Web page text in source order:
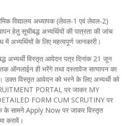
विद्यालय अध्यापक (लेवल-1 एवं लेवल-2)
हेतु सूचीबद्ध अभ्यर्थियों की पात्रता की जांच
अभ्यर्थियों के लिए महत्वपूर्ण जानकारी।
अभ्यर्थी विस्तृत आवेदन पत्र दिनांक 21 जून
ऑनलाईन ही भरेंगे तथा दस्तावेज सत्यापन का
विस्तृत आवेदन को भरने के लिए अभ्यर्थी को
PORTAL पर जाकर MY
FORM CUM SCRUTINY पर
के सामने Apply Now पर जाकर विस्तृत
करावें।